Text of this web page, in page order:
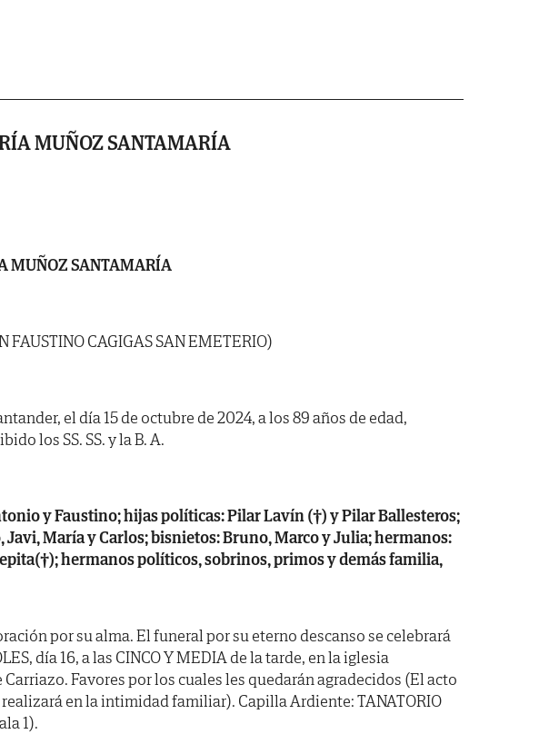
MUÑOZ SANTAMARÍA
MUÑOZ SANTAMARÍA
FAUSTINO CAGIGAS SAN EMETERIO)
el día 15 de octubre de 2024, a los 89 años de edad,
los SS. SS. y la B. A.
y Faustino; hijas políticas: Pilar Lavín (†) y Pilar Ballesteros;
Javi, María y Carlos; bisnietos: Bruno, Marco y Julia; hermanos:
hermanos políticos, sobrinos, primos y demás familia,
por su alma. El funeral por su eterno descanso se celebrará
día 16, a las CINCO Y MEDIA de la tarde, en la iglesia
Favores por los cuales les quedarán agradecidos (El acto
realizará en la intimidad familiar). Capilla Ardiente: TANATORIO
1).